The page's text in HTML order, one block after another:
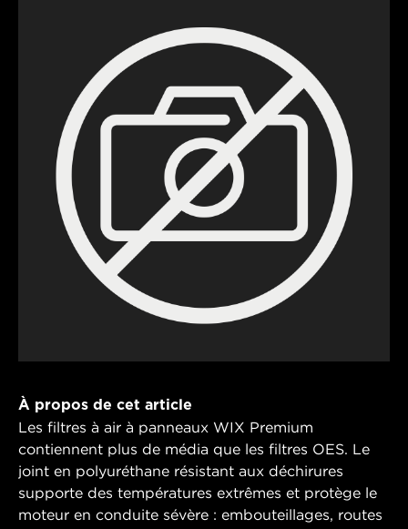
À propos de cet article
Les filtres à air à panneaux WIX Premium
contiennent plus de média que les filtres OES. Le
joint en polyuréthane résistant aux déchirures
supporte des températures extrêmes et protège le
moteur en conduite sévère : embouteillages, routes